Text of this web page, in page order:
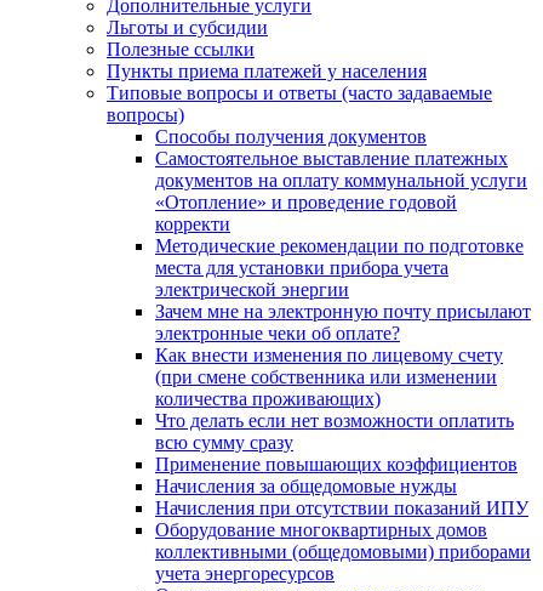
Дополнительные услуги
Льготы и субсидии
Полезные ссылки
Пункты приема платежей у населения
Типовые вопросы и ответы (часто задаваемые
вопросы)
Способы получения документов
Самостоятельное выставление платежных
документов на оплату коммунальной услуги
«Отопление» и проведение годовой
корректи
Методические рекомендации по подготовке
места для установки прибора учета
электрической энергии
Зачем мне на электронную почту присылают
электронные чеки об оплате?
Как внести изменения по лицевому счету
(при смене собственника или изменении
количества проживающих)
Что делать если нет возможности оплатить
всю сумму сразу
Применение повышающих коэффициентов
Начисления за общедомовые нужды
Начисления при отсутствии показаний ИПУ
Оборудование многоквартирных домов
коллективными (общедомовыми) приборами
учета энергоресурсов